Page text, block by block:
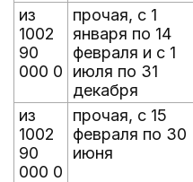
из
1002
90
000 0
прочая, с 1
января по 14
февраля и с 1
июля по 31
декабря
из
1002
90
000 0
прочая, с 15
февраля по 30
июня